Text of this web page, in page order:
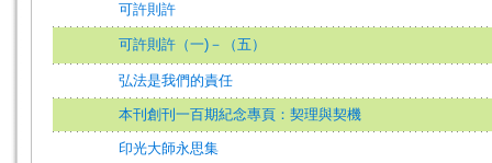
可許則許
可許則許（一)－（五）
弘法是我們的責任
本刊創刊一百期紀念專頁：契理與契機
印光大師永思集